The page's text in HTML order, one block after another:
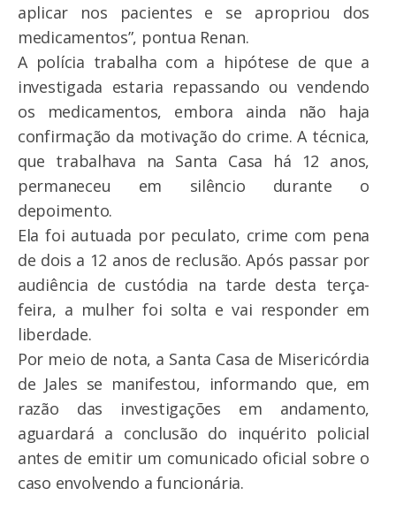
aplicar nos pacientes e se apropriou dos
medicamentos”, pontua Renan.
A polícia trabalha com a hipótese de que a
investigada estaria repassando ou vendendo
os medicamentos, embora ainda não haja
confirmação da motivação do crime. A técnica,
que trabalhava na Santa Casa há 12 anos,
permaneceu em silêncio durante o
depoimento.
Ela foi autuada por peculato, crime com pena
de dois a 12 anos de reclusão. Após passar por
audiência de custódia na tarde desta terça-
feira, a mulher foi solta e vai responder em
liberdade.
Por meio de nota, a Santa Casa de Misericórdia
de Jales se manifestou, informando que, em
razão das investigações em andamento,
aguardará a conclusão do inquérito policial
antes de emitir um comunicado oficial sobre o
caso envolvendo a funcionária.